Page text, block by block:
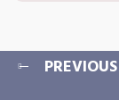
PREVIOUS